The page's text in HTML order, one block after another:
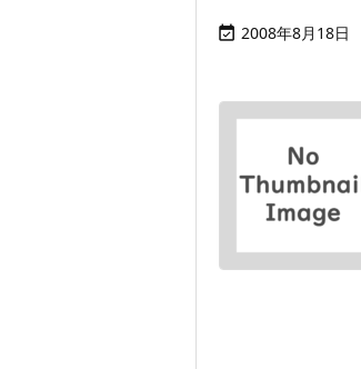
 2008年8月18日